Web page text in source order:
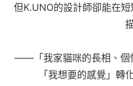
但K.UNO的設計師卻能在
——「我家貓咪的長相、個
「我想要的感覺」 轉